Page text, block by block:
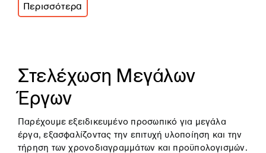
Περισσότερα
Στελέχωση Μεγάλων
Έργων
Παρέχουμε εξειδικευμένο προσωπικό για μεγάλα
έργα, εξασφαλίζοντας την επιτυχή υλοποίηση και την
τήρηση των χρονοδιαγραμμάτων και προϋπολογισμών.